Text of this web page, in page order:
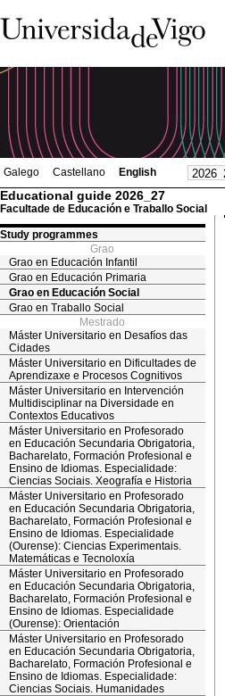
Galego Castellano English
Educational guide 2026_27
Facultade de Educación e Traballo Social
Study programmes
Grao
Grao en Educación Infantil
Grao en Educación Primaria
Grao en Educación Social
Grao en Traballo Social
Mestrado
Máster Universitario en Desafíos das
Cidades
Máster Universitario en Dificultades de
Aprendizaxe e Procesos Cognitivos
Máster Universitario en Intervención
Multidisciplinar na Diversidade en
Contextos Educativos
Máster Universitario en Profesorado
en Educación Secundaria Obrigatoria,
Bacharelato, Formación Profesional e
Ensino de Idiomas. Especialidade:
Ciencias Sociais. Xeografía e Historia
Máster Universitario en Profesorado
en Educación Secundaria Obrigatoria,
Bacharelato, Formación Profesional e
Ensino de Idiomas. Especialidade
(Ourense): Ciencias Experimentais.
Matemáticas e Tecnoloxía
Máster Universitario en Profesorado
en Educación Secundaria Obrigatoria,
Bacharelato, Formación Profesional e
Ensino de Idiomas. Especialidade
(Ourense): Orientación
Máster Universitario en Profesorado
en Educación Secundaria Obrigatoria,
Bacharelato, Formación Profesional e
Ensino de Idiomas. Especialidade:
Ciencias Sociais. Humanidades